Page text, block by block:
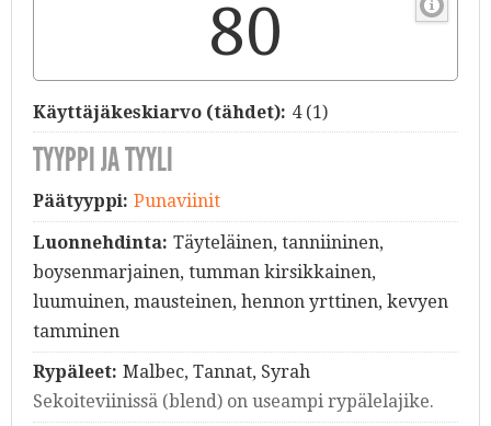
80
Käyttäjäkeskiarvo (tähdet): 4 (1)
TYYPPI JA TYYLI
Päätyyppi: Punaviinit
Luonnehdinta: Täyteläinen, tanniininen,
boysenmarjainen, tumman kirsikkainen,
luumuinen, mausteinen, hennon yrttinen, kevyen
tamminen
Rypäleet: Malbec, Tannat, Syrah
Sekoiteviinissä (blend) on useampi rypälelajike.